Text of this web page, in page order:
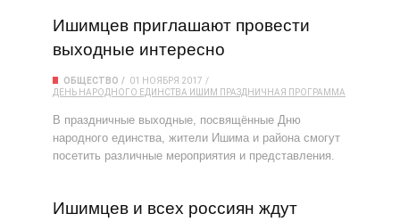
Ишимцев приглашают провести
выходные интересно
ОБЩЕСТВО
01 НОЯБРЯ 2017
ДЕНЬ НАРОДНОГО ЕДИНСТВА ИШИМ ПРАЗДНИЧНАЯ ПРОГРАММА
В праздничные выходные, посвящённые Дню
народного единства, жители Ишима и района смогут
посетить различные мероприятия и представления.
Ишимцев и всех россиян ждут